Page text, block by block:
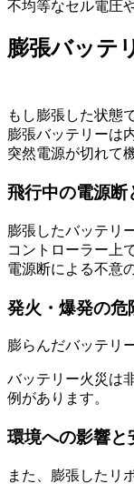
不均等なセル電圧
膨張バッテ
もし膨張した状態
膨張バッテリーは
突然電源が切れて
飛行中の電源断
膨張したバッテリ
コントローラー上
電源断による不意
発火・爆発の危
膨らんだバッテリ
バッテリー火災は
例があります。
環境への影響と
また、膨張したリ